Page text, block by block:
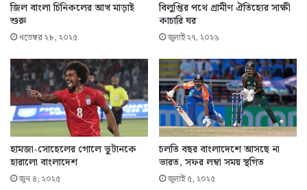
জিল বাংলা চিনিকলের আখ মাড়াই
শুরু
নভেম্বর ২৮, ২০২৫
বিলুপ্তির পথে গ্রামীণ ঐতিহ্যের সাক্ষী
কাচারি ঘর
জুলাই ২৭, ২০২৬
হামজা-সোহেলের গোলে ভুটানকে
হারালো বাংলাদেশ
জুন ৪, ২০২৫
চলতি বছর বাংলাদেশে আসছে না
ভারত, সফর লম্বা সময় স্থগিত
জুলাই ৫, ২০২৫